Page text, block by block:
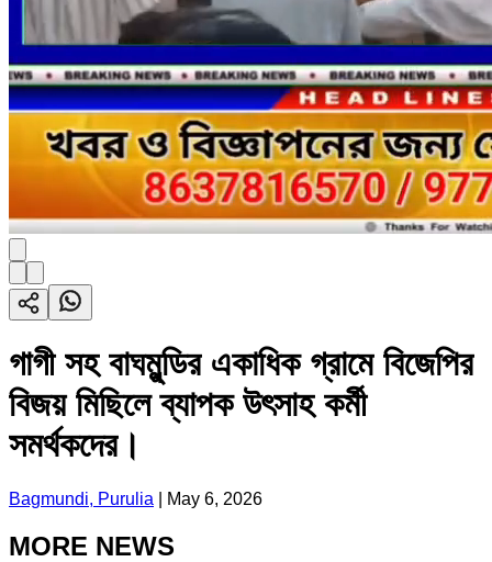
গাগী সহ বাঘমুন্ডির একাধিক গ্রামে বিজেপির
বিজয় মিছিলে ব্যাপক উৎসাহ কর্মী
সমর্থকদের।
Bagmundi, Purulia May 6, 2026
MORE NEWS